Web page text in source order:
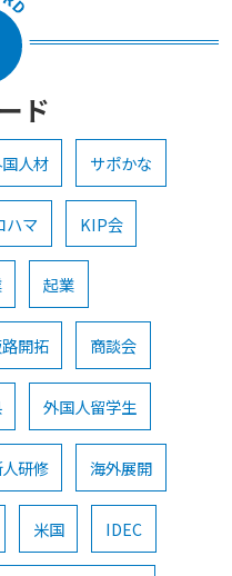
ド
人材 サポかな
ハマ KIP会
起業
開拓 商談会
外国人留学生
研修 海外展開
米国 IDEC